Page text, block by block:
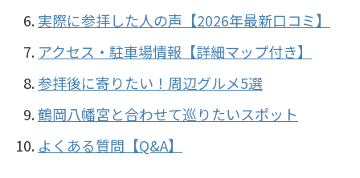
実際に参拝した人の声【2026年最新口コミ】
アクセス・駐車場情報【詳細マップ付き】
参拝後に寄りたい！周辺グルメ5選
鶴岡八幡宮と合わせて巡りたいスポット
よくある質問【Q&A】